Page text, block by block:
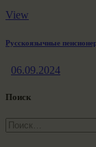
View
Русскоязычные
06.09.2024
Поиск
Найти: